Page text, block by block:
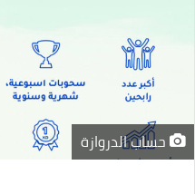
حساب الدروازة